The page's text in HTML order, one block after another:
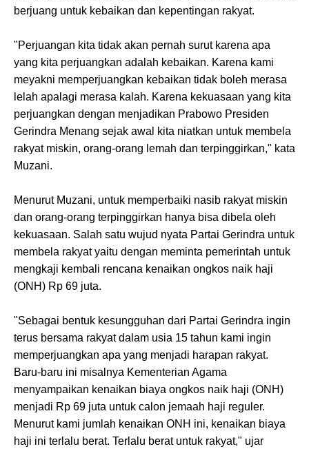
berjuang untuk kebaikan dan kepentingan rakyat.
"Perjuangan kita tidak akan pernah surut karena apa
yang kita perjuangkan adalah kebaikan. Karena kami
meyakni memperjuangkan kebaikan tidak boleh merasa
lelah apalagi merasa kalah. Karena kekuasaan yang kita
perjuangkan dengan menjadikan Prabowo Presiden
Gerindra Menang sejak awal kita niatkan untuk membela
rakyat miskin, orang-orang lemah dan terpinggirkan," kata
Muzani.
Menurut Muzani, untuk memperbaiki nasib rakyat miskin
dan orang-orang terpinggirkan hanya bisa dibela oleh
kekuasaan. Salah satu wujud nyata Partai Gerindra untuk
membela rakyat yaitu dengan meminta pemerintah untuk
mengkaji kembali rencana kenaikan ongkos naik haji
(ONH) Rp 69 juta.
"Sebagai bentuk kesungguhan dari Partai Gerindra ingin
terus bersama rakyat dalam usia 15 tahun kami ingin
memperjuangkan apa yang menjadi harapan rakyat.
Baru-baru ini misalnya Kementerian Agama
menyampaikan kenaikan biaya ongkos naik haji (ONH)
menjadi Rp 69 juta untuk calon jemaah haji reguler.
Menurut kami jumlah kenaikan ONH ini, kenaikan biaya
haji ini terlalu berat. Terlalu berat untuk rakyat," ujar